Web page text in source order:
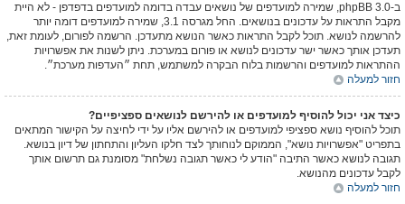
ב-phpBB 3.0, שמירה למועדפים של נושאים עבדה בדומה למועדפים בדפדפן - לא היית
מקבל התראות על עדכונים בנושאים. החל מגרסה 3.1, שמירה למועדפים דומה יותר
להרשמה לנושא. תוכל לקבל התראות כאשר הנושא מתעדכן. הרשמה לפורום, לעומת זאת,
תעדכן אותך כאשר ישר עדכונים לנושא או פורום במערכת. ניתן לשנות את אפשרויות
ההתראות למועדפים והרשמות בלוח הבקרה למשתמש, תחת ״העדפות מערכת״.
חזור למעלה
כיצד אני יכול להוסיף למועדפים או להירשם לנושאים ספציפיים?
תוכל להוסיף נושא ספציפי למועדפים או להירשם אליו על ידי לחיצה על הקישור המתאים
בתפריט "אפשרויות נושא", הממוקם לנוחותך לצד חלקו העליון והתחתון של דיון בנושא.
תגובה לנושא כאשר התיבה "הודע לי כאשר תגובה נשלחת" מסומנת גם תרשום אותך
לקבל עדכונים מהנושא.
חזור למעלה